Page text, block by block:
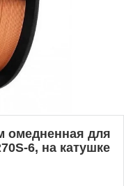
омедненная для
6, на катушке